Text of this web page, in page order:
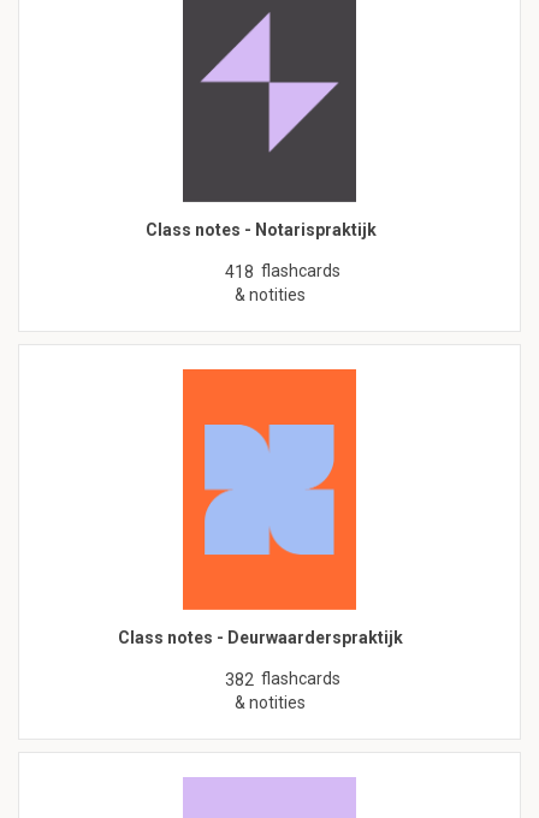
Class notes - Notarispraktijk
418 flashcards
& notities
Class notes - Deurwaarderspraktijk
382 flashcards
& notities